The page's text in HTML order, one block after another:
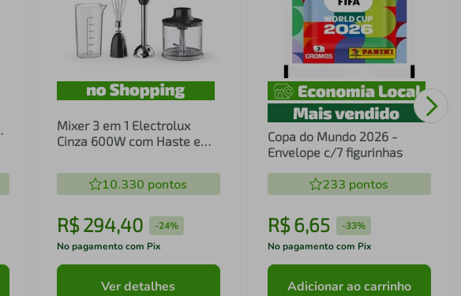
Mixer 3 em 1 Electrolux
Cinza 600W com Haste em
(EIB20)
10.330 pontos
R$ 294,40 -24%
No pagamento com Pix
Ver detalhes
Copa do Mundo 2026 -
Envelope c/7 figurinhas
233 pontos
R$ 6,65 -33%
No pagamento com Pix
Adicionar ao carrinho